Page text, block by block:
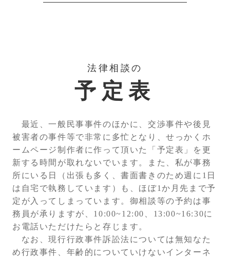
法律相談の
予定表
最近、一般民事事件のほかに、交渉事件や後見
被害者の事件等で非常に多忙となり、せっかくホ
ームページ制作者に作って頂いた「予定表」を更
新する時間が取れないでいます。また、私が事務
所にいる日（出張も多く、書面書きのため週に1日
は自宅で執務しています）も、ほぼ1か月先まで予
定が入ってしまっています。御相談等の予約は事
務員が承りますが、10:00~12:00、13:00~16:30に
お電話いただけたらと存じます。
なお、現行行政事件訴訟法については無知なた
め行政事件、年齢的についていけないインターネ